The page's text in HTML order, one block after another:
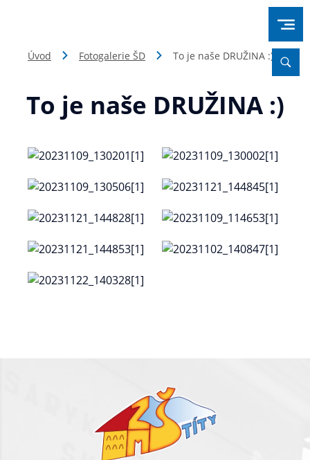
Úvod Fotogalerie ŠD To je naše DRUŽINA :)
To je naše DRUŽINA :)